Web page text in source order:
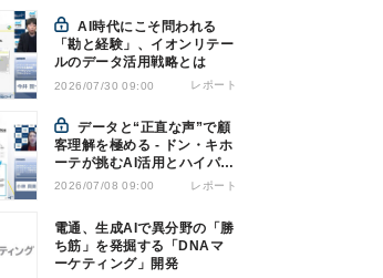
AI時代にこそ問われる
「勘と経験」、イオンリテー
ルのデータ活用戦略とは
2026/07/30 09:00 レポート
データと“正直な声”で顧
客理解を極める - ドン・キホ
ーテが挑むAI活用とハイパー
パーソナライゼーション
2026/07/08 09:00 レポート
電通、生成AIで異分野の「勝
ち筋」を発掘する「DNAマ
ーケティング」開発